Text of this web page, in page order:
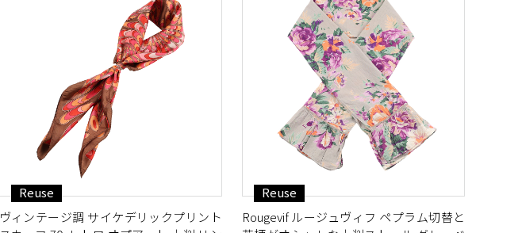
Reuse
ヴィンテージ調 サイケデリックプリント
Reuse
Rougevif ルージュヴィフ ペプラム切替と